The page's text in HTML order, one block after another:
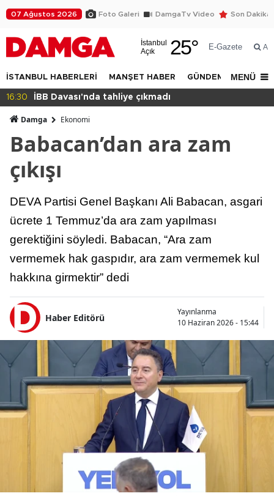
07 Ağustos 2026 Foto Galeri DamgaTv Video Son Dakika
İstanbul
Açık
25° E-Gazete Ara
İSTANBUL HABERLERİ MANŞET HABER GÜNDEM DÜNYA
MENÜ
14:32 Beylikdüzü Yakuplu'da daralan sokak tepkisi!
Damga Ekonomi
Babacan’dan ara zam
çıkışı
DEVA Partisi Genel Başkanı Ali Babacan, asgari
ücrete 1 Temmuz’da ara zam yapılması
gerektiğini söyledi. Babacan, “Ara zam
vermemek hak gaspıdır, ara zam vermemek kul
hakkına girmektir” dedi
Haber Editörü
Yayınlanma
10 Haziran 2026 - 15:44